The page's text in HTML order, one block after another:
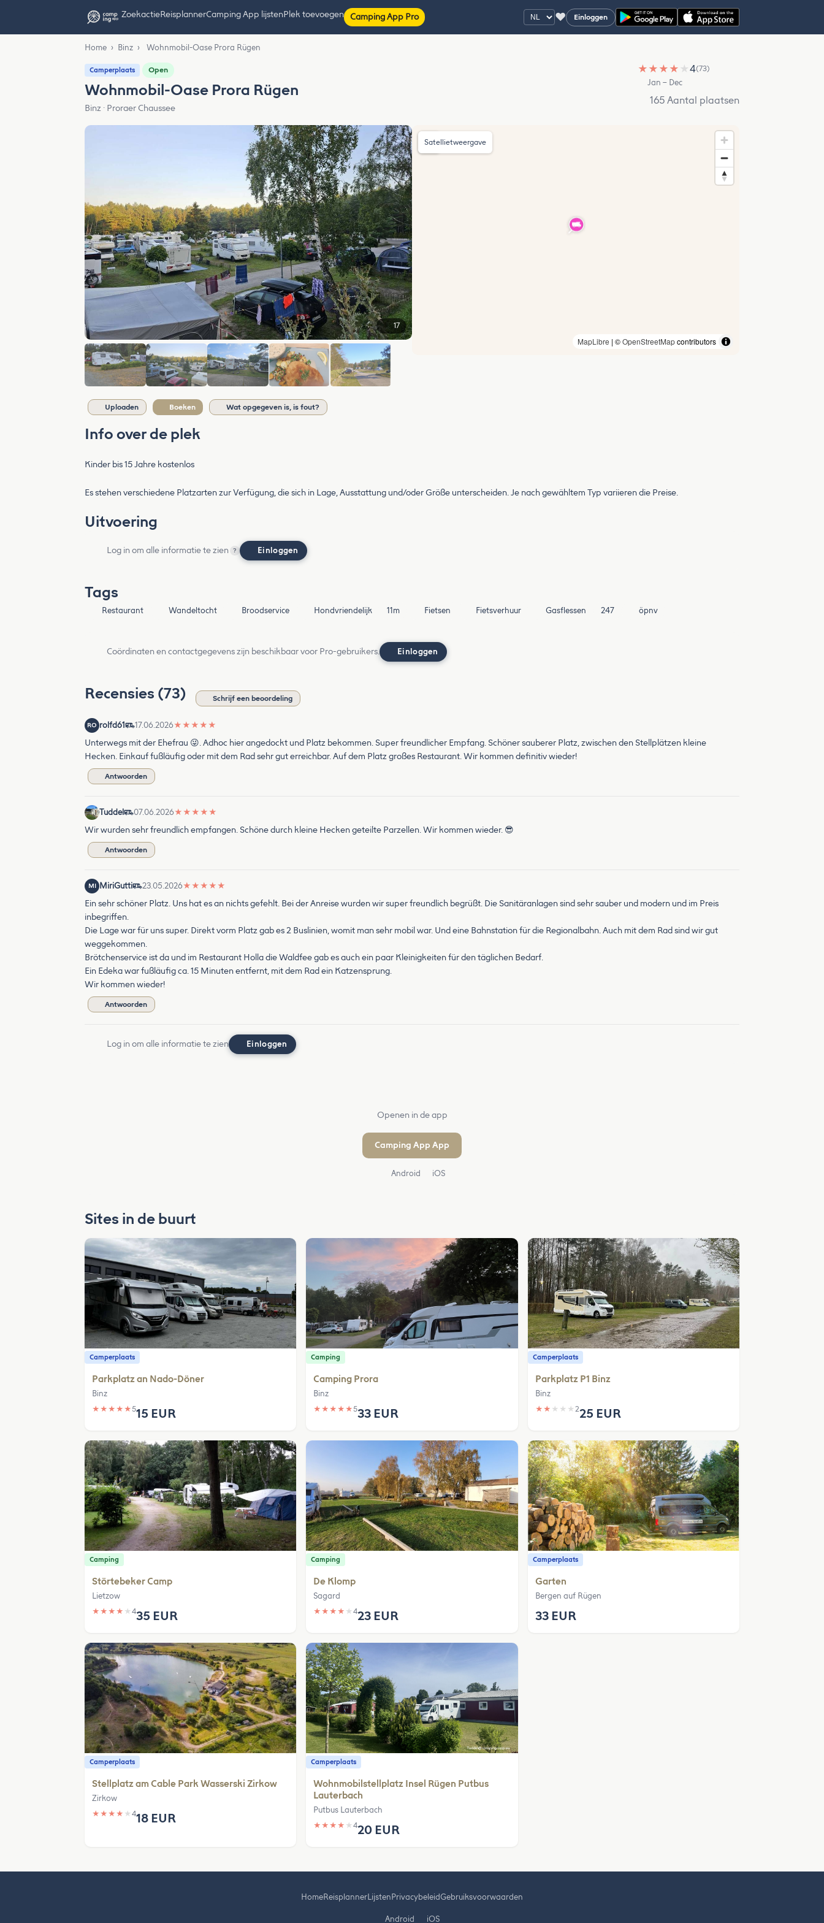
ZoekactieReisplannerCamping App lijstenPlek toevoegen Camping App Pro ♥ Einloggen
Home › Binz › Wohnmobil-Oase Prora Rügen
Camperplaats Open
Wohnmobil-Oase Prora Rügen
Binz · Proraer Chaussee
★ ★ ★ ★ ★4(73)
Jan – Dec
165 Aantal plaatsen
17
MapLibre | ©OpenStreetMapcontributors
Satellietweergave
Uploaden Boeken Wat opgegeven is, is fout?
Info over de plek
Kinder bis 15 Jahre kostenlos
Es stehen verschiedene Platzarten zur Verfügung, die sich in Lage, Ausstattung und/oder Größe unterscheiden. Je nach gewähltem Typ variieren die Preise.
Uitvoering
Log in om alle informatie te zien ? Einloggen
Tags
Restaurant Wandeltocht Broodservice Hondvriendelijk 11m Fietsen Fietsverhuur Gasflessen 247 öpnv
Coördinaten en contactgegevens zijn beschikbaar voor Pro-gebruikers. Einloggen
Recensies (73) Schrijf een beoordeling
RO rolfd61 17.06.2026★ ★ ★ ★ ★
Unterwegs mit der Ehefrau 😜. Adhoc hier angedockt und Platz bekommen. Super freundlicher Empfang. Schöner sauberer Platz, zwischen den Stellplätzen kleine
Hecken. Einkauf fußläufig oder mit dem Rad sehr gut erreichbar. Auf dem Platz großes Restaurant. Wir kommen definitiv wieder!
Antwoorden
Tuddel 07.06.2026★ ★ ★ ★ ★
Wir wurden sehr freundlich empfangen. Schöne durch kleine Hecken geteilte Parzellen. Wir kommen wieder. 😎
Antwoorden
MI MiriGutti 23.05.2026★ ★ ★ ★ ★
Ein sehr schöner Platz. Uns hat es an nichts gefehlt. Bei der Anreise wurden wir super freundlich begrüßt. Die Sanitäranlagen sind sehr sauber und modern und im Preis
inbegriffen.
Die Lage war für uns super. Direkt vorm Platz gab es 2 Buslinien, womit man sehr mobil war. Und eine Bahnstation für die Regionalbahn. Auch mit dem Rad sind wir gut
weggekommen.
Brötchenservice ist da und im Restaurant Holla die Waldfee gab es auch ein paar Kleinigkeiten für den täglichen Bedarf.
Ein Edeka war fußläufig ca. 15 Minuten entfernt, mit dem Rad ein Katzensprung.
Wir kommen wieder!
Antwoorden
Log in om alle informatie te zien Einloggen
Openen in de app
Camping App App
Android iOS
Sites in de buurt
Camperplaats
Parkplatz an Nado-Döner
Binz
★ ★ ★ ★ ★515 EUR
Camping
Camping Prora
Binz
★ ★ ★ ★ ★533 EUR
Camperplaats
Parkplatz P1 Binz
Binz
★ ★ ★ ★ ★ 225 EUR
Camping
Störtebeker Camp
Lietzow
★ ★ ★ ★ ★ 435 EUR
Camping
De Klomp
Sagard
★ ★ ★ ★ ★423 EUR
Camperplaats
Garten
Bergen auf Rügen
33 EUR
Camperplaats
Stellplatz am Cable Park Wasserski Zirkow
Zirkow
★ ★ ★ ★ ★ 418 EUR
Camperplaats
Wohnmobilstellplatz Insel Rügen Putbus
Lauterbach
Putbus Lauterbach
★ ★ ★ ★ ★420 EUR
HomeReisplannerLijsten PrivacybeleidGebruiksvoorwaarden
Android iOS